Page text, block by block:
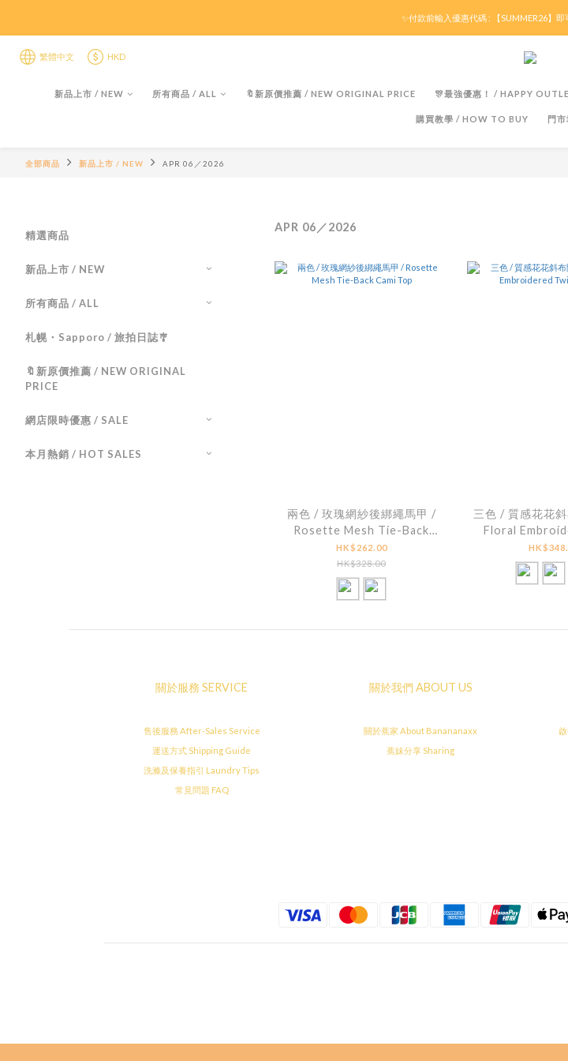
限時折後滿HK$299京東免運 / 折後滿HK$599港澳順豐免運🚚
✨付款前輸入優惠代碼 : 【SUMMER26】
限時折後滿HK$299京東免運 / 折後滿HK$599港澳順豐免運🚚
繁體中文 HKD
新品上市 / NEW 所有商品 / ALL 🔖新原價推薦 / NEW ORIGINAL PRICE 🎊最強優惠！ / HAPPY
購買教學 / HOW TO BUY 門
全部商品 新品上市 / NEW APR 06／2026
精選商品
新品上市 / NEW
所有商品 / ALL
札幌・Sapporo / 旅拍日誌🎐
🔖新原價推薦 / NEW ORIGINAL
PRICE
網店限時優惠 / SALE
本月熱銷 / HOT SALES
APR 06／2026
兩色 / 玫瑰網紗後綁繩馬甲 /
Rosette Mesh Tie-Back
Cami Top
HK$262.00
HK$328.00
三色 / 質感花花
Floral
Slit
關於服務 SERVICE
售後服務 After-Sales Service
運送方式 Shipping Guide
洗滌及保養指引 Laundry Tips
常見問題 FAQ
關於我們 ABOUT US
關於蕉家 About Banananaxx
蕉妹分享 Sharing